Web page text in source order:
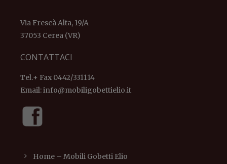
Via Frescà Alta, 19/A
37053 Cerea (VR)
CONTATTACI
Tel.+ Fax 0442/331114
Email:info@mobiligobettielio.it
Home – Mobili Gobetti Elio